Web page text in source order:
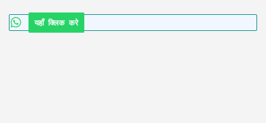
यहाँ क्लिक करे